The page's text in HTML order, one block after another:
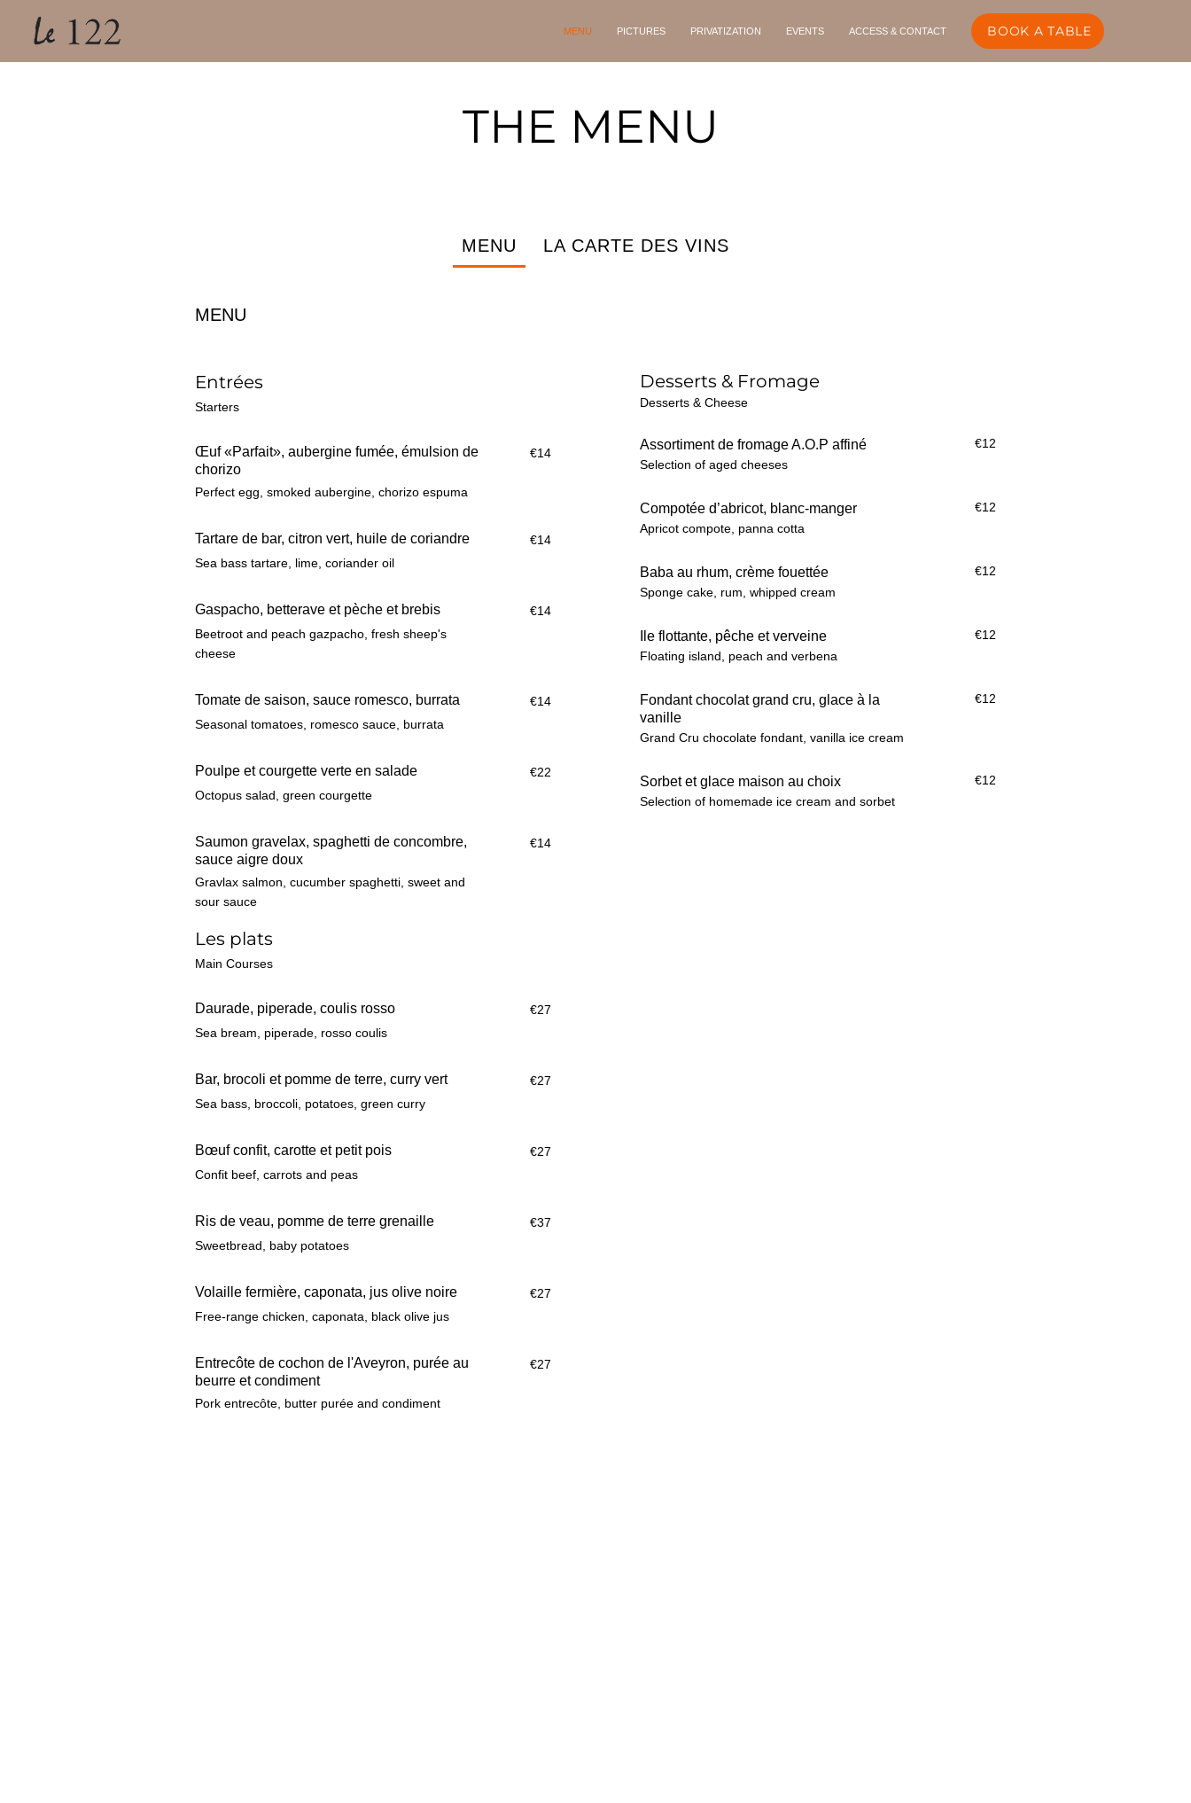
MENU PICTURES PRIVATIZATION EVENTS ACCESS & CONTACT BOOK A TABLE
THE MENU
MENU
Entrées
Starters
Œuf «Parfait», aubergine fumée, émulsion de
chorizo
Perfect egg, smoked aubergine, chorizo espuma
€14
Tartare de bar, citron vert, huile de coriandre
Sea bass tartare, lime, coriander oil
€14
Gaspacho, betterave et pèche et brebis
Beetroot and peach gazpacho, fresh sheep's
cheese
€14
Tomate de saison, sauce romesco, burrata
Seasonal tomatoes, romesco sauce, burrata
€14
Poulpe et courgette verte en salade
Octopus salad, green courgette
€22
Saumon gravelax, spaghetti de concombre,
sauce aigre doux
Gravlax salmon, cucumber spaghetti, sweet and
sour sauce
€14
Les plats
Main Courses
Daurade, piperade, coulis rosso
Sea bream, piperade, rosso coulis
€27
Bar, brocoli et pomme de terre, curry vert
Sea bass, broccoli, potatoes, green curry
€27
Bœuf confit, carotte et petit pois
Confit beef, carrots and peas
€27
Ris de veau, pomme de terre grenaille
Sweetbread, baby potatoes
€37
Volaille fermière, caponata, jus olive noire
Free-range chicken, caponata, black olive jus
€27
Entrecôte de cochon de l'Aveyron, purée au
beurre et condiment
Pork entrecôte, butter purée and condiment
€27
Desserts & Fromage
Desserts & Cheese
Assortiment de fromage A.O.P affiné
Selection of aged cheeses
€12
Compotée d’abricot, blanc-manger
Apricot compote, panna cotta
€12
Baba au rhum, crème fouettée
Sponge cake, rum, whipped cream
€12
Ile flottante, pêche et verveine
Floating island, peach and verbena
€12
Fondant chocolat grand cru, glace à la
vanille
Grand Cru chocolate fondant, vanilla ice cream
€12
Sorbet et glace maison au choix
Selection of homemade ice cream and sorbet
€12
MENU LA CARTE DES VINS